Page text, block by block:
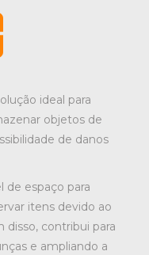
ideal para
objetos de
de danos
de espaço para
itens devido ao
contribui para
e ampliando a